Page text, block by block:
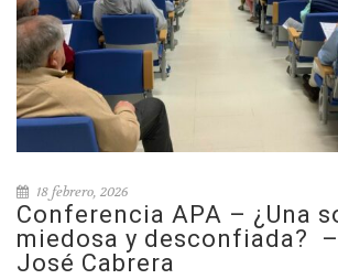
18 febrero, 2026
Conferencia APA – ¿Una
miedosa y desconfiada?
José Cabrera